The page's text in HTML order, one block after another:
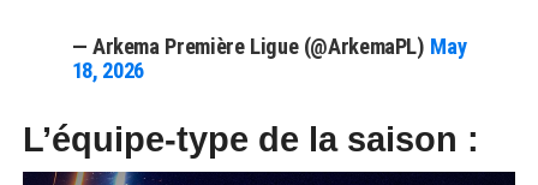
— Arkema Première Ligue (@ArkemaPL) May
18, 2026
L’équipe-type de la saison :